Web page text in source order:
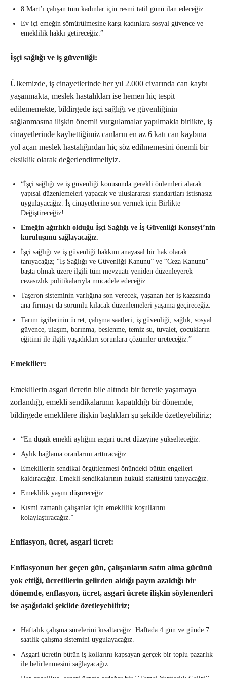
8 Mart’ı çalışan tüm kadınlar için resmi tatil günü ilan edeceğiz.
Ev içi emeğin sömürülmesine karşı kadınlara sosyal güvence ve
emeklilik hakkı getireceğiz.”
İşçi sağlığı ve iş güvenliği:
Ülkemizde, iş cinayetlerinde her yıl 2.000 civarında can kaybı
yaşanmakta, meslek hastalıkları ise hemen hiç tespit
edilememekte, bildirgede işçi sağlığı ve güvenliğinin
sağlanmasına ilişkin önemli vurgulamalar yapılmakla birlikte, iş
cinayetlerinde kaybettiğimiz canların en az 6 katı can kaybına
yol açan meslek hastalığından hiç söz edilmemesini önemli bir
eksiklik olarak değerlendirmeliyiz.
“İşçi sağlığı ve iş güvenliği konusunda gerekli önlemleri alarak
yapısal düzenlemeleri yapacak ve uluslararası standartları istisnasız
uygulayacağız. İş cinayetlerine son vermek için Birlikte
Değiştireceğiz!
Emeğin ağırlıklı olduğu İşçi Sağlığı ve İş Güvenliği Konseyi’nin
kuruluşunu sağlayacağız.
İşçi sağlığı ve iş güvenliği hakkını anayasal bir hak olarak
tanıyacağız; “İş Sağlığı ve Güvenliği Kanunu” ve “Ceza Kanunu”
başta olmak üzere ilgili tüm mevzuatı yeniden düzenleyerek
cezasızlık politikalarıyla mücadele edeceğiz.
Taşeron sisteminin varlığına son verecek, yaşanan her iş kazasında
ana firmayı da sorumlu kılacak düzenlemeleri yaşama geçireceğiz.
Tarım işçilerinin ücret, çalışma saatleri, iş güvenliği, sağlık, sosyal
güvence, ulaşım, barınma, beslenme, temiz su, tuvalet, çocukların
eğitimi ile ilgili yaşadıkları sorunlara çözümler üreteceğiz.”
Emekliler:
Emeklilerin asgari ücretin bile altında bir ücretle yaşamaya
zorlandığı, emekli sendikalarının kapatıldığı bir dönemde,
bildirgede emeklilere ilişkin başlıkları şu şekilde özetleyebiliriz;
“En düşük emekli aylığını asgari ücret düzeyine yükselteceğiz.
Aylık bağlama oranlarını arttıracağız.
Emeklilerin sendikal örgütlenmesi önündeki bütün engelleri
kaldıracağız. Emekli sendikalarının hukuki statüsünü tanıyacağız.
Emeklilik yaşını düşüreceğiz.
Kısmi zamanlı çalışanlar için emeklilik koşullarını
kolaylaştıracağız.”
Enflasyon, ücret, asgari ücret:
Enflasyonun her geçen gün, çalışanların satın alma gücünü
yok ettiği, ücretlilerin gelirden aldığı payın azaldığı bir
dönemde, enflasyon, ücret, asgari ücrete ilişkin söylenenleri
ise aşağıdaki şekilde özetleyebiliriz;
Haftalık çalışma sürelerini kısaltacağız. Haftada 4 gün ve günde 7
saatlik çalışma sistemini uygulayacağız.
Asgari ücretin bütün iş kollarını kapsayan gerçek bir toplu pazarlık
ile belirlenmesini sağlayacağız.